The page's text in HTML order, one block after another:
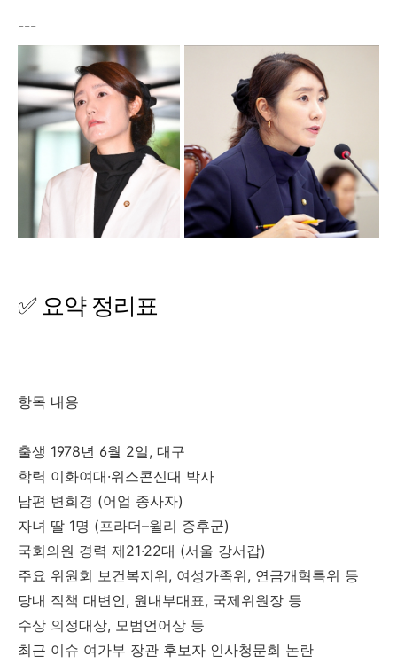
---
✅ 요약 정리표
항목 내용
출생 1978년 6월 2일, 대구
학력 이화여대·위스콘신대 박사
남편 변희경 (어업 종사자)
자녀 딸 1명 (프라더–윌리 증후군)
국회의원 경력 제21·22대 (서울 강서갑)
주요 위원회 보건복지위, 여성가족위, 연금개혁특위 등
당내 직책 대변인, 원내부대표, 국제위원장 등
수상 의정대상, 모범언어상 등
최근 이슈 여가부 장관 후보자 인사청문회 논란